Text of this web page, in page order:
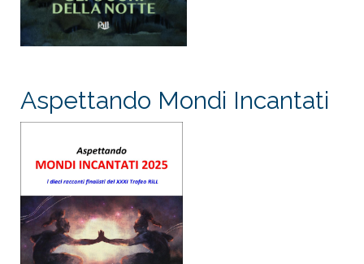
Aspettando Mondi Incantati